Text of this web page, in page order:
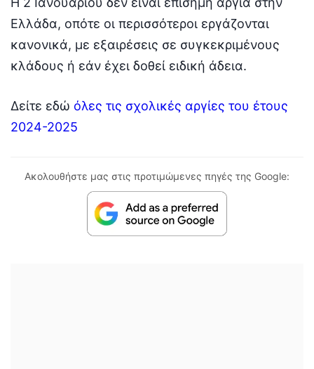
Ελλάδα, οπότε οι περισσότεροι εργάζονται
κανονικά, με εξαιρέσεις σε συγκεκριμένους
κλάδους ή εάν έχει δοθεί ειδική άδεια.
Δείτε εδώ όλες τις σχολικές αργίες του έτους
2024-2025
Ακολουθήστε μας στις προτιμώμενες πηγές της Google: